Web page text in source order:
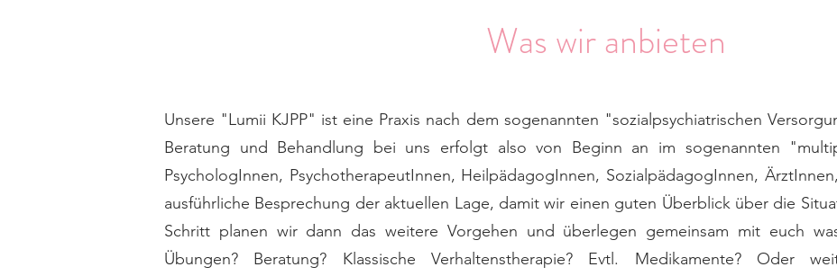
Was wir anbieten
Unsere "Lumii KJPP" ist eine Praxis nach dem sogenannten "sozialpsychiatrischen
Beratung und Behandlung bei uns erfolgt also von Beginn an im sogenannten
PsychologInnen, PsychotherapeutInnen, HeilpädagogInnen, SozialpädagogInnen,
ausführliche Besprechung der aktuellen Lage, damit wir einen guten Überblick über die
Schritt planen wir dann das weitere Vorgehen und überlegen gemeinsam mit euch
Übungen? Beratung? Klassische Verhaltenstherapie? Evtl. Medikamente? Oder